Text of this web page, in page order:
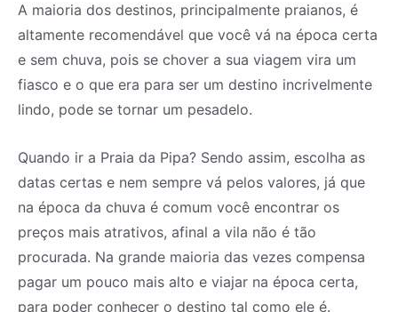
A maioria dos destinos, principalmente praianos, é
altamente recomendável que você vá na época certa
e sem chuva, pois se chover a sua viagem vira um
fiasco e o que era para ser um destino incrivelmente
lindo, pode se tornar um pesadelo.
Quando ir a Praia da Pipa? Sendo assim, escolha as
datas certas e nem sempre vá pelos valores, já que
na época da chuva é comum você encontrar os
preços mais atrativos, afinal a vila não é tão
procurada. Na grande maioria das vezes compensa
pagar um pouco mais alto e viajar na época certa,
para poder conhecer o destino tal como ele é.